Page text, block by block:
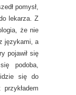
pomysł,
lekarza. Z
że nie
językami, a
pojawił się
podoba,
się do